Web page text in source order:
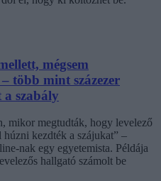
mégsem
több mint százezer
a szabály
mikor megtudták, hogy levelező
kezdték a szájukat” –
nak egy egyetemista. Példája
hallgató számolt be